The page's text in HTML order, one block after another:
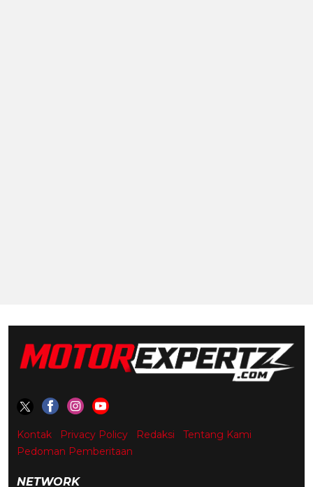
Kontak Privacy Policy Redaksi
Tentang Kami
Pedoman Pemberitaan
NETWORK